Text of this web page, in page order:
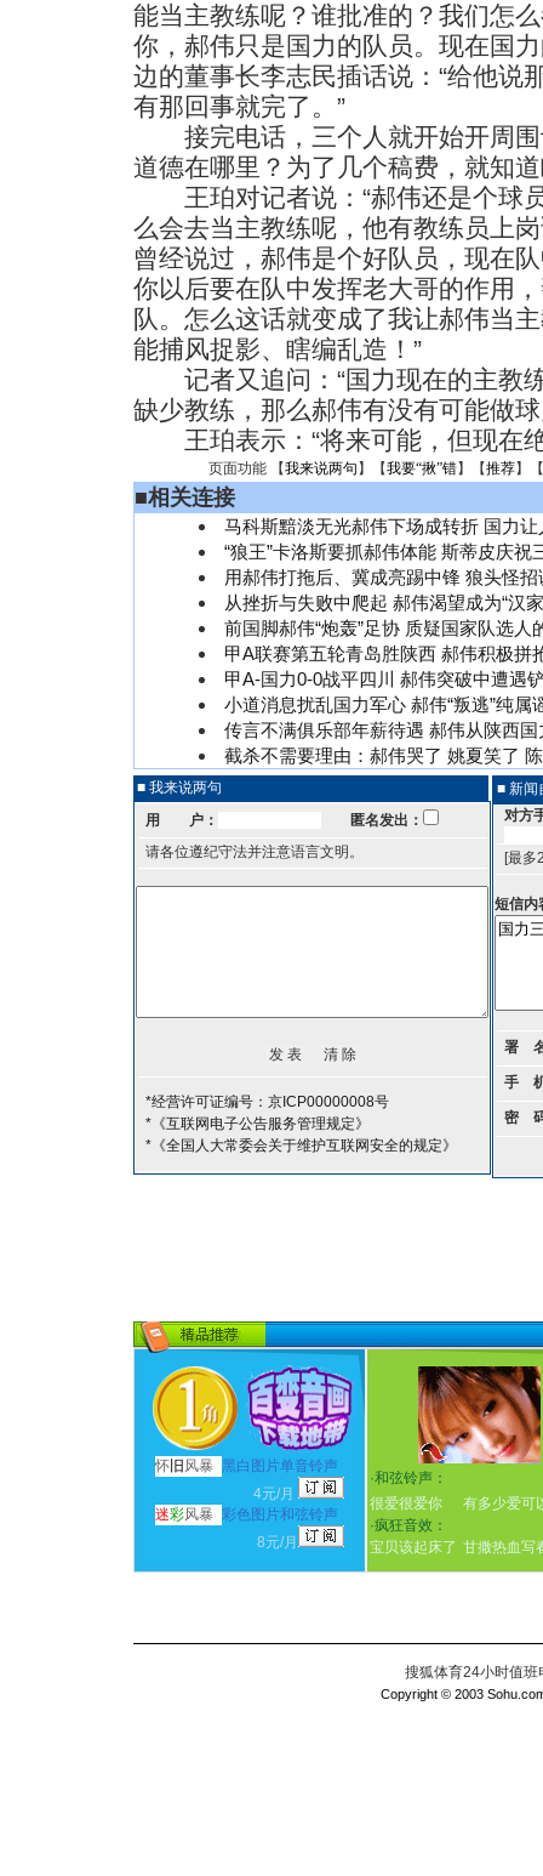
能当主教练呢？谁批准的？我们怎
你，郝伟只是国力的队员。现在国
边的董事长李志民插话说：“给他说
有那回事就完了。”
接完电话，三个人就开始开周围
道德在哪里？为了几个稿费，就知道
王珀对记者说：“郝伟还是个球
么会去当主教练呢，他有教练员上
曾经说过，郝伟是个好队员，现在
你以后要在队中发挥老大哥的作用
队。怎么这话就变成了我让郝伟当
能捕风捉影、瞎编乱造！”
记者又追问：“国力现在的主教
缺少教练，那么郝伟有没有可能做
王珀表示：“将来可能，但现在
页面功能 【我来说两句 】【我要“揪”错】【推荐】
■相关连接
马科斯黯淡无光郝伟下场成转折 国力
“狼王”卡洛斯要抓郝伟体能 斯蒂皮庆祝
用郝伟打拖后、冀成亮踢中锋 狼头怪
从挫折与失败中爬起 郝伟渴望成为“汉
前国脚郝伟“炮轰”足协 质疑国家队选人
甲A联赛第五轮青岛胜陕西 郝伟积极拼
甲A-国力0-0战平四川 郝伟突破中遭遇
小道消息扰乱国力军心 郝伟“叛逃”纯属
传言不满俱乐部年薪待遇 郝伟从陕西
截杀不需要理由：郝伟哭了 姚夏笑了
■ 我来说两句
用 户：
匿名发出：
请各位遵纪守法并注意语言文明。
*经营许可证编号：京ICP00000008号
*《互联网电子公告服务管理规定》
*《全国人大常委会关于维护互联网安全的规定》
■ 新闻
对方
[最多
短信内
署
手
密
怀 旧 风暴
黑白图片单音铃声
4元/月
迷彩风暴 彩色图片和弦铃声
8元/月
·和弦铃声：
很爱很爱你
有多少爱可
·疯狂音效：
宝贝该起床了 甘撒热血写
搜狐体育24小时值
Copyright © 2003